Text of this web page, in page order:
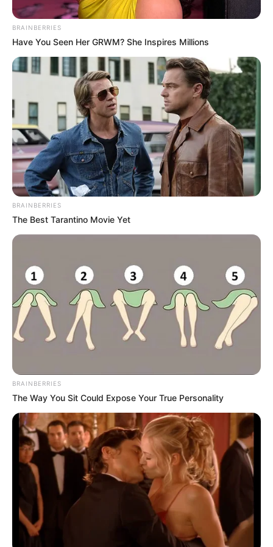
“Epazote:
Propiedades, Usos
y Cómo Prepararlo”
11 March, 2025 byadmin
“Epazote:
Propiedades, Usos
BRAINBERRIES
Have You Seen Her GRWM? She Inspires Millions
BRAINBERRIES
The Best Tarantino Movie Yet
BRAINBERRIES
The Way You Sit Could Expose Your True Personality